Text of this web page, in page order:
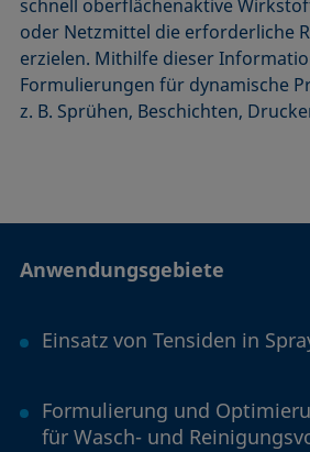
schnell oberflächenaktive
oder Netzmittel die erforderliche
erzielen. Mithilfe dieser
Formulierungen für dynamische
z. B. Sprühen, Beschichten,
Anwendungsgebiete
Einsatz von Tensiden in
Formulierung und
für Wasch- und